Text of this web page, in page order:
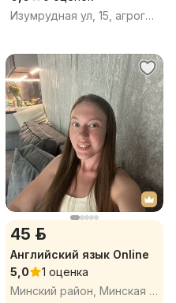
Изумрудная ул, 15, агрогородок Ратомка, Ждановичский сельсовет, Минский район, Минская область
45 р.
Английский язык Online
5,0
1 оценка
Минский район, Минская обл.